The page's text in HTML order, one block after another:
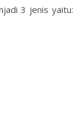
3 jenis yaitu: